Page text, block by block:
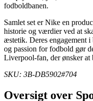
fodboldbanen.
Samlet set er Nike en
historie og værdier ved at
æstetik. Deres engagement
og passion for fodbold gør
Liverpool-fan, der ønsker
SKU: 3B-DB5902#704
Oversigt over